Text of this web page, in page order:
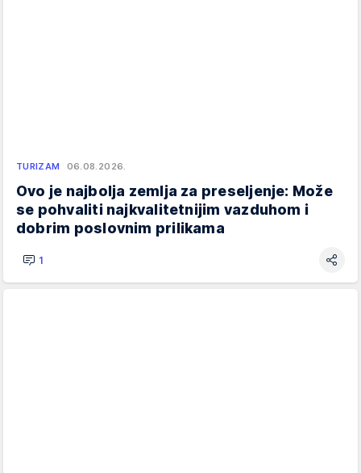
TURIZAM 06.08.2026.
Ovo je najbolja zemlja za preseljenje: Može
se pohvaliti najkvalitetnijim vazduhom i
dobrim poslovnim prilikama
1